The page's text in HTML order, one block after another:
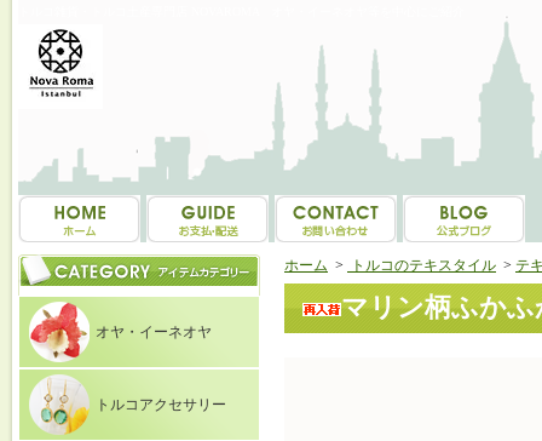
オヤ・イーネオヤ
トルコアクセサリー
ホーム > トルコのテキスタイル > テ
マリン柄ふかふ